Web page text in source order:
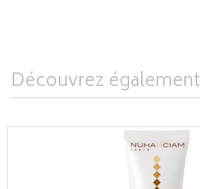
Découvrez également